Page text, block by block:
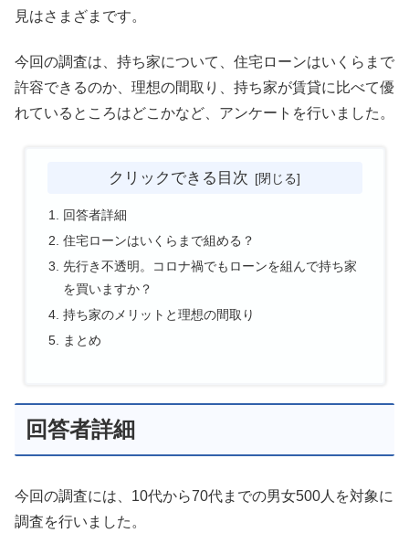
見はさまざまです。
今回の調査は、持ち家について、住宅ローンはいくらまで
許容できるのか、理想の間取り、持ち家が賃貸に比べて優
れているところはどこかなど、アンケートを行いました。
クリックできる目次
回答者詳細
住宅ローンはいくらまで組める？
先行き不透明。コロナ禍でもローンを組んで持ち家
を買いますか？
持ち家のメリットと理想の間取り
まとめ
回答者詳細
今回の調査には、10代から70代までの男女500人を対象に
調査を行いました。